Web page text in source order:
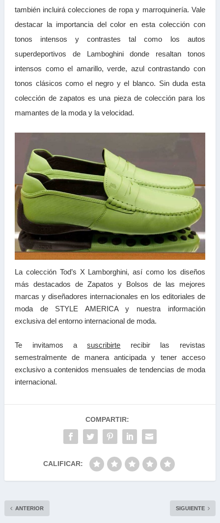
también incluirá colecciones de ropa y marroquinería. Vale
destacar la importancia del color en esta colección con
tonos intensos y contrastes tal como los autos
superdeportivos de Lamboghini donde resaltan tonos
intensos como el amarillo, verde, azul contrastando con
tonos clásicos como el negro y el blanco. Sin duda esta
colección de zapatos es una pieza de colección para los
mamantes de la moda y la velocidad.
La colección Tod’s X Lamborghini, así como los diseños
más destacados de Zapatos y Bolsos de las mejores
marcas y diseñadores internacionales en los editoriales de
moda de STYLE AMERICA y nuestra información
exclusiva del entorno internacional de moda.
Te invitamos asuscribirte recibir las revistas
semestralmente de manera anticipada y tener acceso
exclusivo a contenidos mensuales de tendencias de moda
internacional.
COMPARTIR:
CALIFICAR:
ANTERIOR SIGUIENTE